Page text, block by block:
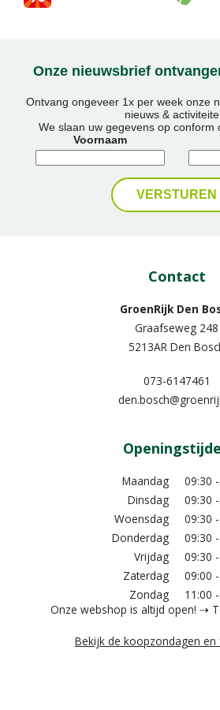
Onze nieuwsbrief
Ontvang ongeveer 1x per week onze
nieuws &
We slaan uw gegevens op conform
Voornaam
Contact
GroenRijk Den
Graafseweg 248
5213AR Den
073-6147461
Maandag
09:30
Dinsdag
09:30
Woensdag
09:30
Donderdag
09:30
Vrijdag
09:30
Zaterdag
09:00
Zondag
11:00
Onze webshop is altijd open! ⇢
Bekijk de koopzondagen en